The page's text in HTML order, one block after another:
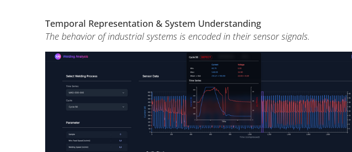
Temporal Representation & System Understanding
The behavior of industrial systems is encoded in their sensor signals.